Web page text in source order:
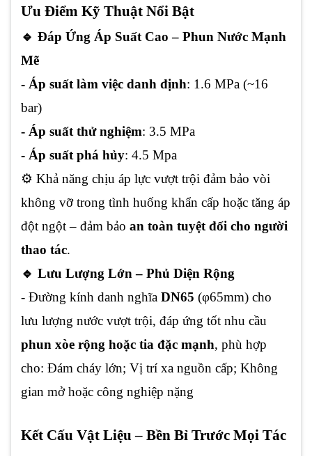
Ưu Điểm Kỹ Thuật Nổi Bật
🔹 Đáp Ứng Áp Suất Cao – Phun Nước Mạnh
Mẽ
- Áp suất làm việc danh định: 1.6 MPa (~16
bar)
- Áp suất thử nghiệm: 3.5 MPa
- Áp suất phá hủy: 4.5 Mpa
⚙️ Khả năng chịu áp lực vượt trội đảm bảo vòi
không vỡ trong tình huống khẩn cấp hoặc tăng áp
đột ngột – đảm bảo an toàn tuyệt đối cho người
thao tác.
🔹 Lưu Lượng Lớn – Phủ Diện Rộng
- Đường kính danh nghĩa DN65 (φ65mm) cho
lưu lượng nước vượt trội, đáp ứng tốt nhu cầu
phun xòe rộng hoặc tia đặc mạnh, phù hợp
cho: Đám cháy lớn; Vị trí xa nguồn cấp; Không
gian mở hoặc công nghiệp nặng
Kết Cấu Vật Liệu – Bền Bỉ Trước Mọi Tác